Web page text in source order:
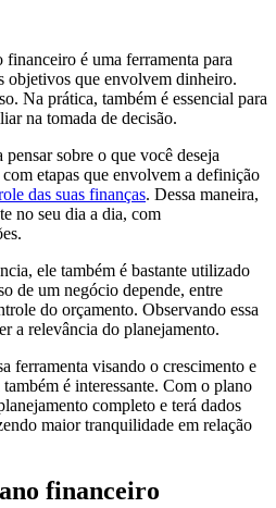
é uma ferramenta para
objetivos que envolvem dinheiro.
Na prática, também é essencial para
na tomada de decisão.
sobre o que você deseja
etapas que envolvem a definição
das suas finanças. Dessa maneira,
no seu dia a dia, com
ele também é bastante utilizado
de um negócio depende, entre
do orçamento. Observando essa
a relevância do planejamento.
ferramenta visando o crescimento e
é interessante. Com o plano
completo e terá dados
maior tranquilidade em relação
financeiro